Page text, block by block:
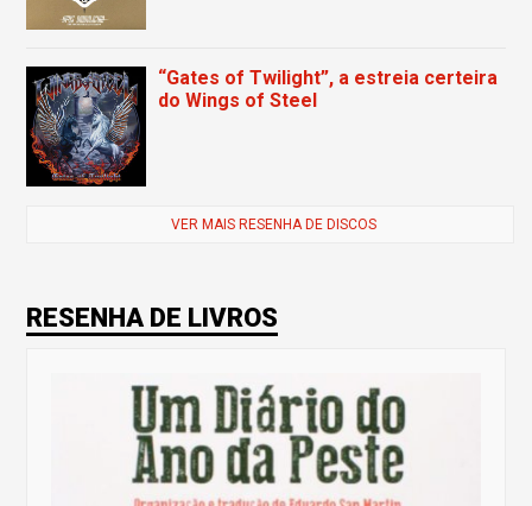
“Gates of Twilight”, a estreia certeira
do Wings of Steel
VER MAIS RESENHA DE DISCOS
RESENHA DE LIVROS